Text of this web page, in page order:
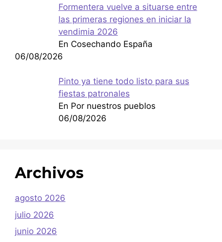
Formentera vuelve a situarse entre
las primeras regiones en iniciar la
vendimia 2026
En Cosechando España
06/08/2026
Pinto ya tiene todo listo para sus
fiestas patronales
En Por nuestros pueblos
06/08/2026
Archivos
agosto 2026
julio 2026
junio 2026